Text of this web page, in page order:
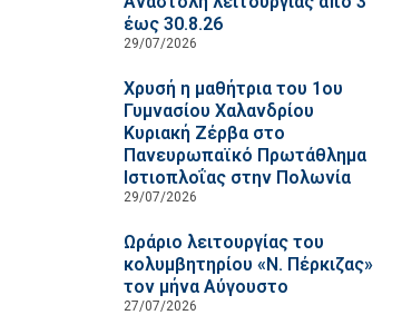
έως 30.8.26
29/07/2026
Χρυσή η μαθήτρια του 1ου
Γυμνασίου Χαλανδρίου
Κυριακή Ζέρβα στο
Πανευρωπαϊκό Πρωτάθλημα
Ιστιοπλοΐας στην Πολωνία
29/07/2026
Ωράριο λειτουργίας του
κολυμβητηρίου «Ν. Πέρκιζας»
τον μήνα Αύγουστο
27/07/2026